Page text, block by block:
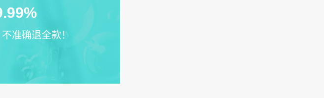
准确退全款！